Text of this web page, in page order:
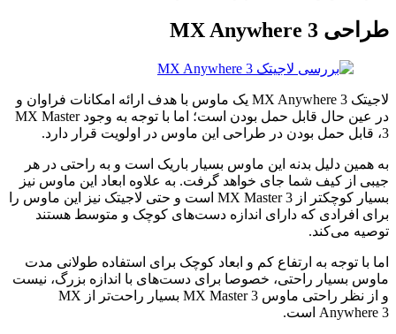
طراحی MX Anywhere 3
لاجیتک MX Anywhere 3 یک ماوس با هدف ارائه امکانات فراوان و
در عین حال قابل حمل بودن است؛ اما با توجه به وجود MX Master
3، قابل حمل بودن در طراحی این ماوس در اولویت قرار دارد.
به همین دلیل بدنه این ماوس بسیار باریک است و به راحتی در هر
جیبی از کیف شما جای خواهد گرفت. به علاوه ابعاد این ماوس نیز
بسیار کوچکتر از MX Master 3 است و حتی لاجیتک نیز این ماوس را
برای افرادی که دارای اندازه دست‌های کوچک و متوسط هستند
توصیه می‌کند.
اما با توجه به ارتفاع کم و ابعاد کوچک برای استفاده طولانی مدت
ماوس بسیار راحتی، خصوصا برای دست‌های با اندازه بزرگ، نیست
و از نظر راحتی ماوس MX Master 3 بسیار راحت‌تر از MX
Anywhere 3 است.